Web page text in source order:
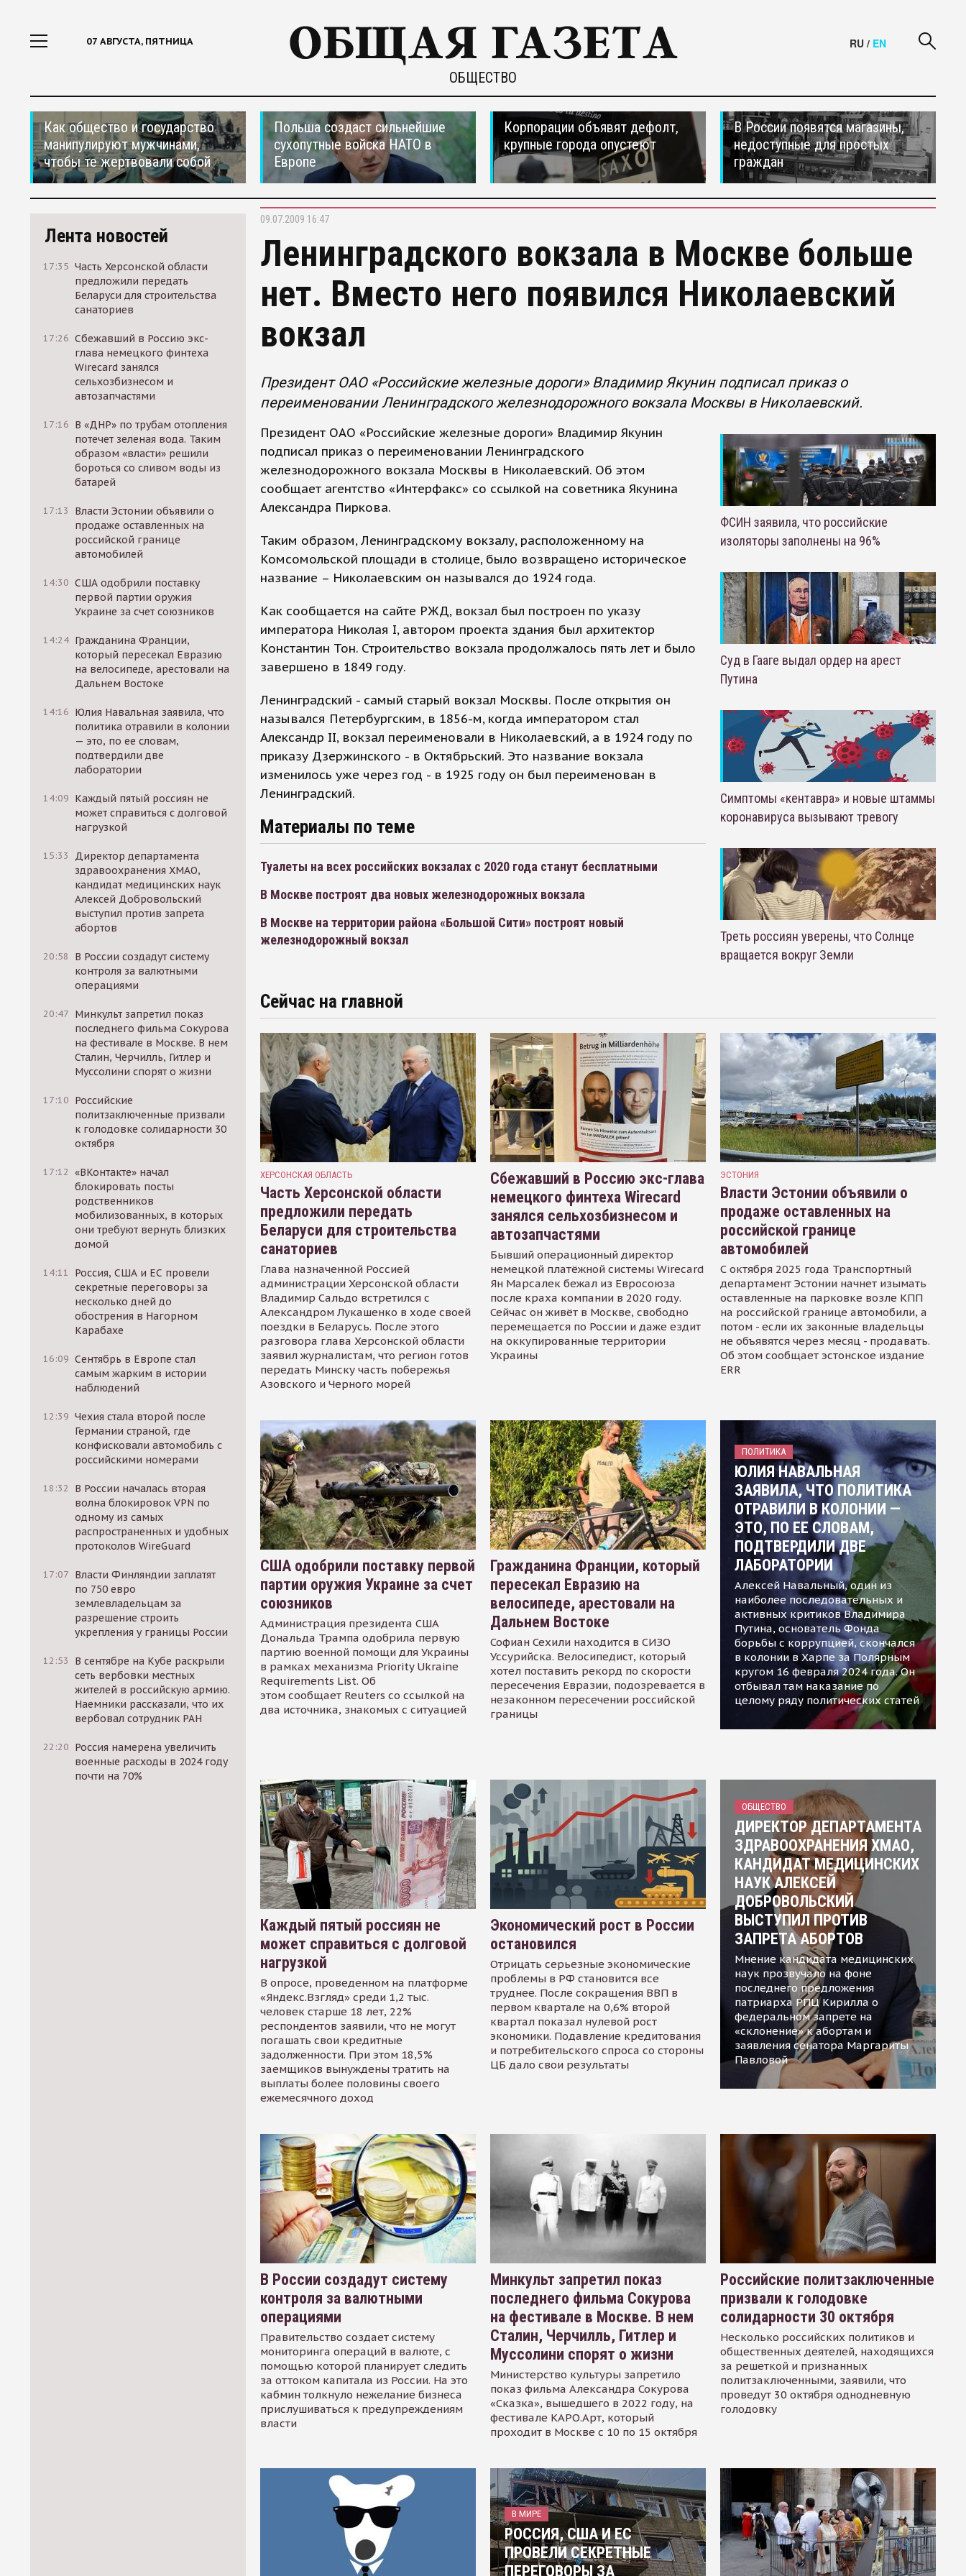
07 АВГУСТА, ПЯТНИЦА
ОБЩЕСТВО
RU / EN
Как общество и государство
манипулируют мужчинами,
чтобы те жертвовали собой
Польша создаст сильнейшие
сухопутные войска НАТО в
Европе
Корпорации объявят дефолт,
крупные города опустеют
В России появятся магазины,
недоступные для простых
граждан
Лента новостей
17:35 Часть Херсонской области
предложили передать
Беларуси для строительства
санаториев
17:26 Сбежавший в Россию экс-
глава немецкого финтеха
Wirecard занялся
сельхозбизнесом и
автозапчастями
17:16 В «ДНР» по трубам отопления
потечет зеленая вода. Таким
образом «власти» решили
бороться со сливом воды из
батарей
17:13
Власти Эстонии объявили о
продаже оставленных на
российской границе
автомобилей
14:30 США одобрили поставку
первой партии оружия
Украине за счет союзников
14:24 Гражданина Франции,
который пересекал Евразию
на велосипеде, арестовали на
Дальнем Востоке
14:16 Юлия Навальная заявила, что
политика отравили в колонии
— это, по ее словам,
подтвердили две
лаборатории
14:09 Каждый пятый россиян не
может справиться с долговой
нагрузкой
15:33
Директор департамента
здравоохранения ХМАО,
кандидат медицинских наук
Алексей Добровольский
выступил против запрета
абортов
20:58
В России создадут систему
контроля за валютными
операциями
20:47 Минкульт запретил показ
последнего фильма Сокурова
на фестивале в Москве. В нем
Сталин, Черчилль, Гитлер и
Муссолини спорят о жизни
17:10 Российские
политзаключенные призвали
к голодовке солидарности 30
октября
17:12 «ВКонтакте» начал
блокировать посты
родственников
мобилизованных, в которых
они требуют вернуть близких
домой
14:11
Россия, США и ЕС провели
секретные переговоры за
несколько дней до
обострения в Нагорном
Карабахе
16:09 Сентябрь в Европе стал
самым жарким в истории
наблюдений
12:39 Чехия стала второй после
Германии страной, где
конфисковали автомобиль с
российскими номерами
18:32
В России началась вторая
волна блокировок VPN по
одному из самых
распространенных и удобных
протоколов WireGuard
17:07 Власти Финляндии заплатят
по 750 евро
землевладельцам за
разрешение строить
укрепления у границы России
12:53
В сентябре на Кубе раскрыли
сеть вербовки местных
жителей в российскую армию.
Наемники рассказали, что их
вербовал сотрудник РАН
22:20 Россия намерена увеличить
военные расходы в 2024 году
почти на 70%
09.07.2009 16:47
Ленинградского вокзала в Москве больше
нет. Вместо него появился Николаевский
вокзал
Президент ОАО «Российские железные дороги» Владимир Якунин подписал приказ о
переименовании Ленинградского железнодорожного вокзала Москвы в Николаевский.
Президент ОАО «Российские железные дороги» Владимир Якунин
подписал приказ о переименовании Ленинградского
железнодорожного вокзала Москвы в Николаевский. Об этом
сообщает агентство «Интерфакс» со ссылкой на советника Якунина
Александра Пиркова.
Таким образом, Ленинградскому вокзалу, расположенному на
Комсомольской площади в столице, было возвращено историческое
название – Николаевским он назывался до 1924 года.
Как сообщается на сайте РЖД, вокзал был построен по указу
императора Николая I, автором проекта здания был архитектор
Константин Тон. Строительство вокзала продолжалось пять лет и было
завершено в 1849 году.
Ленинградский - самый старый вокзал Москвы. После открытия он
назывался Петербургским, в 1856-м, когда императором стал
Александр II, вокзал переименовали в Николаевский, а в 1924 году по
приказу Дзержинского - в Октябрьский. Это название вокзала
изменилось уже через год - в 1925 году он был переименован в
Ленинградский.
Материалы по теме
Туалеты на всех российских вокзалах с 2020 года станут бесплатными
В Москве построят два новых железнодорожных вокзала
В Москве на территории района «Большой Сити» построят новый
железнодорожный вокзал
ФСИН заявила, что российские
изоляторы заполнены на 96%
Суд в Гааге выдал ордер на арест
Путина
Симптомы «кентавра» и новые штаммы
коронавируса вызывают тревогу
Треть россиян уверены, что Солнце
вращается вокруг Земли
Сейчас на главной
ХЕРСОНСКАЯ ОБЛАСТЬ
Часть Херсонской области
предложили передать
Беларуси для строительства
санаториев
Глава назначенной Россией
администрации Херсонской области
Владимир Сальдо встретился с
Александром Лукашенко в ходе своей
поездки в Беларусь. После этого
разговора глава Херсонской области
заявил журналистам, что регион готов
передать Минску часть побережья
Азовского и Черного морей
Сбежавший в Россию экс-глава
немецкого финтеха Wirecard
занялся сельхозбизнесом и
автозапчастями
Бывший операционный директор
немецкой платёжной системы Wirecard
Ян Марсалек бежал из Евросоюза
после краха компании в 2020 году.
Сейчас он живёт в Москве, свободно
перемещается по России и даже ездит
на оккупированные территории
Украины
ЭСТОНИЯ
Власти Эстонии объявили о
продаже оставленных на
российской границе
автомобилей
С октября 2025 года Транспортный
департамент Эстонии начнет изымать
оставленные на парковке возле КПП
на российской границе автомобили, а
потом - если их законные владельцы
не объявятся через месяц - продавать.
Об этом сообщает эстонское издание
ERR
США одобрили поставку первой
партии оружия Украине за счет
союзников
Администрация президента США
Дональда Трампа одобрила первую
партию военной помощи для Украины
в рамках механизма Priority Ukraine
Requirements List. Об
этом сообщает Reuters со ссылкой на
два источника, знакомых с ситуацией
Гражданина Франции, который
пересекал Евразию на
велосипеде, арестовали на
Дальнем Востоке
Софиан Сехили находится в СИЗО
Уссурийска. Велосипедист, который
хотел поставить рекорд по скорости
пересечения Евразии, подозревается в
незаконном пересечении российской
границы
ПОЛИТИКА
ЮЛИЯ НАВАЛЬНАЯ
ЗАЯВИЛА, ЧТО ПОЛИТИКА
ОТРАВИЛИ В КОЛОНИИ —
ЭТО, ПО ЕЕ СЛОВАМ,
ПОДТВЕРДИЛИ ДВЕ
ЛАБОРАТОРИИ
Алексей Навальный, один из
наиболее последовательных и
активных критиков Владимира
Путина, основатель Фонда
борьбы с коррупцией, скончался
в колонии в Харпе за Полярным
кругом 16 февраля 2024 года. Он
отбывал там наказание по
целому ряду политических статей
Каждый пятый россиян не
может справиться с долговой
нагрузкой
В опросе, проведенном на платформе
«Яндекс.Взгляд» среди 1,2 тыс.
человек старше 18 лет, 22%
респондентов заявили, что не могут
погашать свои кредитные
задолженности. При этом 18,5%
заемщиков вынуждены тратить на
выплаты более половины своего
ежемесячного доход
Экономический рост в России
остановился
Отрицать серьезные экономические
проблемы в РФ становится все
труднее. После сокращения ВВП в
первом квартале на 0,6% второй
квартал показал нулевой рост
экономики. Подавление кредитования
и потребительского спроса со стороны
ЦБ дало свои результаты
ОБЩЕСТВО
ДИРЕКТОР ДЕПАРТАМЕНТА
ЗДРАВООХРАНЕНИЯ ХМАО,
КАНДИДАТ МЕДИЦИНСКИХ
НАУК АЛЕКСЕЙ
ДОБРОВОЛЬСКИЙ
ВЫСТУПИЛ ПРОТИВ
ЗАПРЕТА АБОРТОВ
Мнение кандидата медицинских
наук прозвучало на фоне
последнего предложения
патриарха РПЦ Кирилла о
федеральном запрете на
«склонение» к абортам и
заявления сенатора Маргариты
Павловой
В России создадут систему
контроля за валютными
операциями
Правительство создает систему
мониторинга операций в валюте, с
помощью которой планирует следить
за оттоком капитала из России. На это
кабмин толкнуло нежелание бизнеса
прислушиваться к предупреждениям
власти
Минкульт запретил показ
последнего фильма Сокурова
на фестивале в Москве. В нем
Сталин, Черчилль, Гитлер и
Муссолини спорят о жизни
Министерство культуры запретило
показ фильма Александра Сокурова
«Сказка», вышедшего в 2022 году, на
фестивале КАРО.Арт, который
проходит в Москве с 10 по 15 октября
Российские политзаключенные
призвали к голодовке
солидарности 30 октября
Несколько российских политиков и
общественных деятелей, находящихся
за решеткой и признанных
политзаключенными, заявили, что
проведут 30 октября однодневную
голодовку
В МИРЕ
РОССИЯ, США И ЕС
ПРОВЕЛИ СЕКРЕТНЫЕ
ПЕРЕГОВОРЫ ЗА